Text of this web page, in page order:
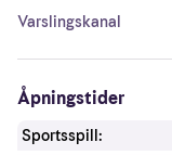
Varslingskanal
Åpningstider
Sportsspill: